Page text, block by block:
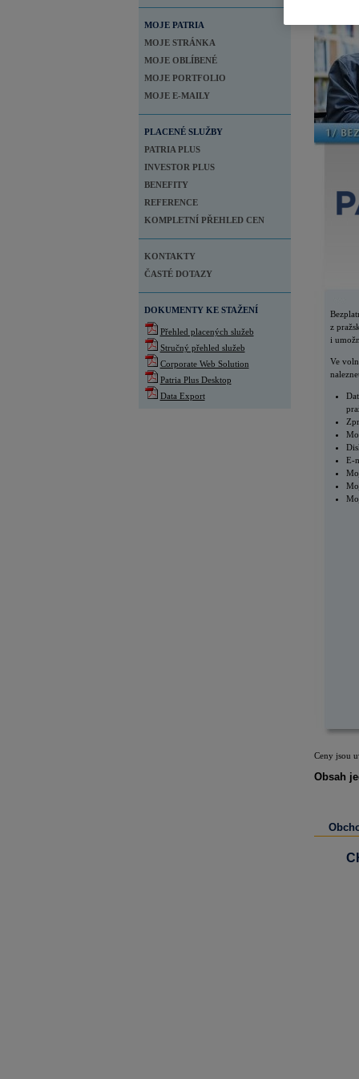
MOJE PATRIA
MOJE STRÁNKA
MOJE OBLÍBENÉ
MOJE PORTFOLIO
MOJE E-MAILY
PLACENÉ SLUŽBY
PATRIA PLUS
INVESTOR PLUS
BENEFITY
REFERENCE
KOMPLETNÍ PŘEHLED CEN
KONTAKTY
ČASTÉ DOTAZY
DOKUMENTY KE STAŽENÍ
Přehled placených služeb
Stručný přehled služeb
Corporate Web Solution
Patria Plus Desktop
Data Export
z
i
Ve
E-
Ceny jsou
Obsah